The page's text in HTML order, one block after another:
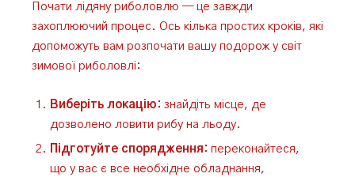
Почати лідяну риболовлю — це завжди
захоплюючий процес. Ось кілька простих кроків, які
допоможуть вам розпочати вашу подорож у світ
зимової риболовлі:
Виберіть локацію: знайдіть місце, де
дозволено ловити рибу на льоду.
Підготуйте спорядження: переконайтеся,
що у вас є все необхідне обладнання,